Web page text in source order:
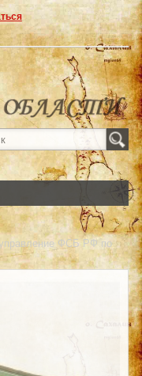
ФСБ РФ по